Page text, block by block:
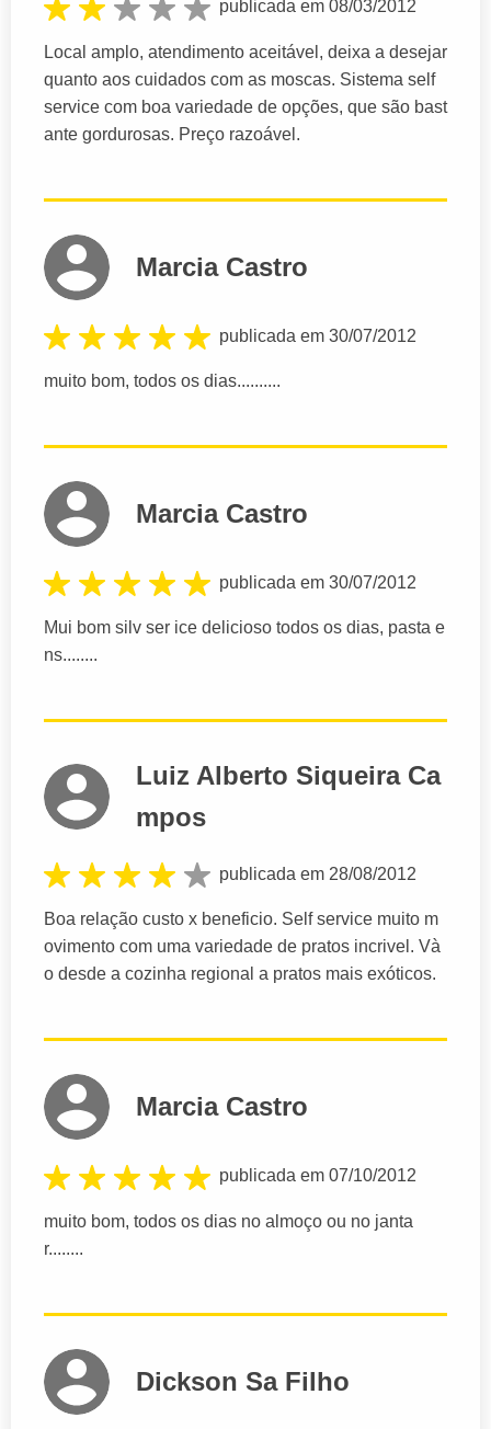
publicada em 08/03/2012
Local amplo, atendimento aceitável, deixa a desejar
quanto aos cuidados com as moscas. Sistema self
service com boa variedade de opções, que são bast
ante gordurosas. Preço razoável.
Marcia Castro
publicada em 30/07/2012
muito bom, todos os dias..........
Marcia Castro
publicada em 30/07/2012
Mui bom silv ser ice delicioso todos os dias, pasta e
ns........
Luiz Alberto Siqueira Ca
mpos
publicada em 28/08/2012
Boa relação custo x beneficio. Self service muito m
ovimento com uma variedade de pratos incrivel. Và
o desde a cozinha regional a pratos mais exóticos.
Marcia Castro
publicada em 07/10/2012
muito bom, todos os dias no almoço ou no janta
r........
Dickson Sa Filho